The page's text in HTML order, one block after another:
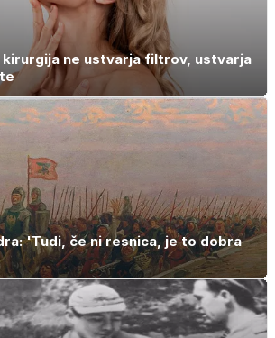
ne ustvarja filtrov, ustvarja
'Tudi, če ni resnica, je to dobra